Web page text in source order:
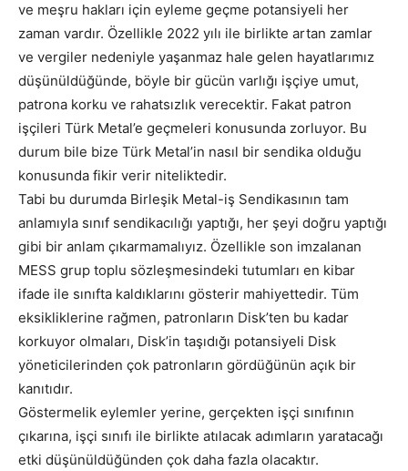
ve meşru hakları için eyleme geçme potansiyeli her
zaman vardır. Özellikle 2022 yılı ile birlikte artan zamlar
ve vergiler nedeniyle yaşanmaz hale gelen hayatlarımız
düşünüldüğünde, böyle bir gücün varlığı işçiye umut,
patrona korku ve rahatsızlık verecektir. Fakat patron
işçileri Türk Metal’e geçmeleri konusunda zorluyor. Bu
durum bile bize Türk Metal’in nasıl bir sendika olduğu
konusunda fikir verir niteliktedir.
Tabi bu durumda Birleşik Metal-iş Sendikasının tam
anlamıyla sınıf sendikacılığı yaptığı, her şeyi doğru yaptığı
gibi bir anlam çıkarmamalıyız. Özellikle son imzalanan
MESS grup toplu sözleşmesindeki tutumları en kibar
ifade ile sınıfta kaldıklarını gösterir mahiyettedir. Tüm
eksikliklerine rağmen, patronların Disk’ten bu kadar
korkuyor olmaları, Disk’in taşıdığı potansiyeli Disk
yöneticilerinden çok patronların gördüğünün açık bir
kanıtıdır.
Göstermelik eylemler yerine, gerçekten işçi sınıfının
çıkarına, işçi sınıfı ile birlikte atılacak adımların yaratacağı
etki düşünüldüğünden çok daha fazla olacaktır.